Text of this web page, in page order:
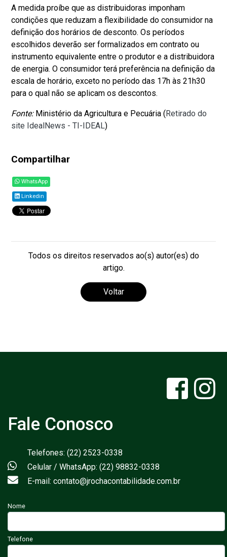
A medida proíbe que as distribuidoras imponham
condições que reduzam a flexibilidade do consumidor na
definição dos horários de desconto. Os períodos
escolhidos deverão ser formalizados em contrato ou
instrumento equivalente entre o produtor e a distribuidora
de energia. O consumidor terá preferência na definição da
escala de horário, exceto no período das 17h às 21h30
para o qual não se aplicam os descontos.
Fonte:Ministério da Agricultura e Pecuária (Retirado do
site IdealNews - TI-IDEAL)
Compartilhar
WhatsApp
Linkedin
Todos os direitos reservados ao(s) autor(es) do
artigo.
Voltar
Fale Conosco
Telefones: (22) 2523-0338
Celular / WhatsApp: (22) 98832-0338
E-mail: contato@jrochacontabilidade.com.br
Nome
Telefone